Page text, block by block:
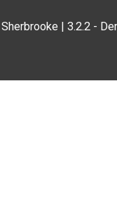
|3.2.2 -